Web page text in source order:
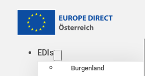
EDIs
Burgenland